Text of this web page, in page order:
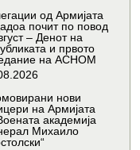
од Армијата
почит по повод
– Денот на
и првото
на АСНОМ
нови
на Армијата
академија
Михаило